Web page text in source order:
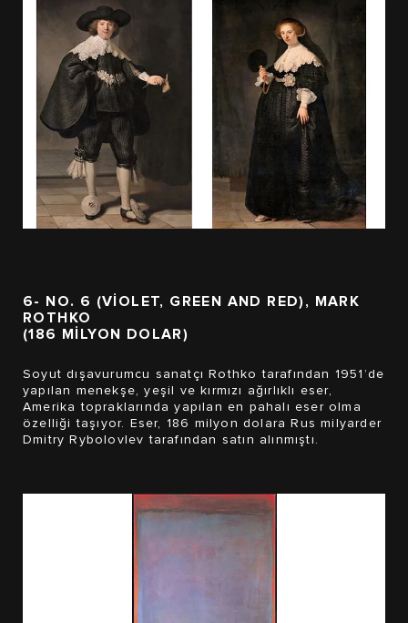
6- NO. 6 (VIOLET, GREEN AND RED), MARK
ROTHKO
(186 MİLYON DOLAR)
Soyut dışavurumcu sanatçı Rothko tarafından 1951’de
yapılan menekşe, yeşil ve kırmızı ağırlıklı eser,
Amerika topraklarında yapılan en pahalı eser olma
özelliği taşıyor. Eser, 186 milyon dolara Rus milyarder
Dmitry Rybolovlev tarafından satın alınmıştı.